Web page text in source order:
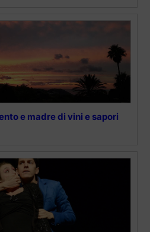
e madre di vini e sapori